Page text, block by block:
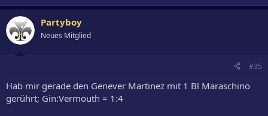
Partyboy
Neues Mitglied
#35
Hab mir gerade den Genever Martinez mit 1 Bl Maraschino
gerührt; Gin:Vermouth = 1:4